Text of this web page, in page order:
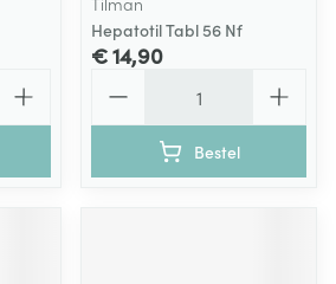
Hepatotil Tabl 56 Nf
€ 14,90
Bestel